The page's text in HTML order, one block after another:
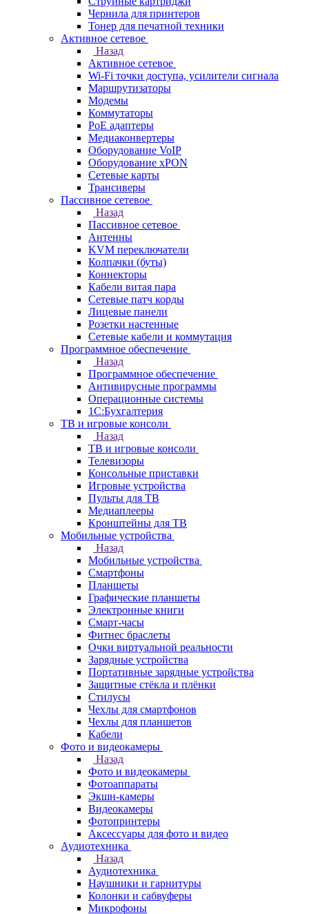
Чернила для принтеров
Тонер для печатной техники
Активное сетевое
Назад
Активное сетевое
Wi-Fi точки доступа, усилители сигнала
Маршрутизаторы
Модемы
Коммутаторы
PoE адаптеры
Медиаконвертеры
Оборудование VoIP
Оборудование xPON
Сетевые карты
Трансиверы
Пассивное сетевое
Назад
Пассивное сетевое
Антенны
KVM переключатели
Колпачки (буты)
Коннекторы
Кабели витая пара
Сетевые патч корды
Лицевые панели
Розетки настенные
Сетевые кабели и коммутация
Программное обеспечение
Назад
Программное обеспечение
Антивирусные программы
Операционные системы
1С:Бухгалтерия
ТВ и игровые консоли
Назад
ТВ и игровые консоли
Телевизоры
Консольные приставки
Игровые устройства
Пульты для ТВ
Медиаплееры
Кронштейны для ТВ
Мобильные устройства
Назад
Мобильные устройства
Смартфоны
Планшеты
Графические планшеты
Электронные книги
Смарт-часы
Фитнес браслеты
Очки виртуальной реальности
Зарядные устройства
Портативные зарядные устройства
Защитные стёкла и плёнки
Стилусы
Чехлы для смартфонов
Чехлы для планшетов
Кабели
Фото и видеокамеры
Назад
Фото и видеокамеры
Фотоаппараты
Экшн-камеры
Видеокамеры
Фотопринтеры
Аксессуары для фото и видео
Аудиотехника
Назад
Аудиотехника
Наушники и гарнитуры
Колонки и сабвуферы
Микрофоны